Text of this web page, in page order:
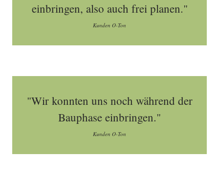
einbringen, also auch frei planen."
Kunden O-Ton
"Wir konnten uns noch während der
Bauphase einbringen."
Kunden O-Ton